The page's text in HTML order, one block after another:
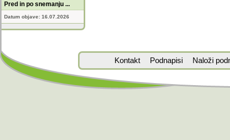
Pred in po snemanju ...
Datum objave: 16.07.2026
Kontakt Podnapisi Naloži